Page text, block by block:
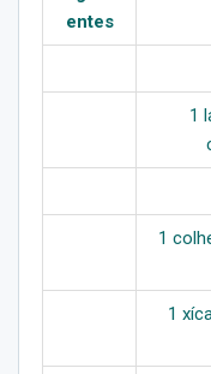
entes
1
1
1